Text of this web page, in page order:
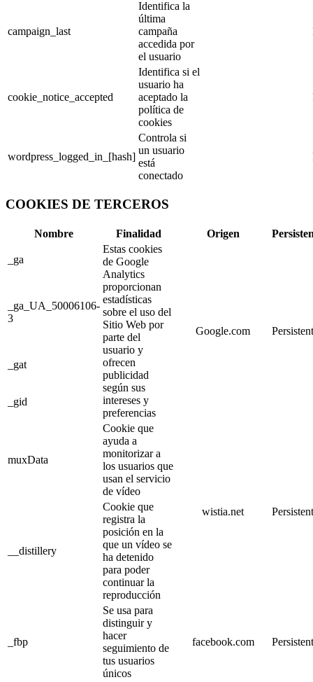
campaign_last
Identifica la
última
campaña
accedida por
el usuario
cookie_notice_accepted
Identifica si el
usuario ha
aceptado la
política de
cookies
wordpress_logged_in_[hash]
Controla si
un usuario
está
conectado
COOKIES DE TERCEROS
Nombre Finalidad Origen
_ga
Estas cookies
de Google
Analytics
proporcionan
estadísticas
sobre el uso del
Sitio Web por
parte del
usuario y
ofrecen
publicidad
según sus
intereses y
preferencias
Google.com
_ga_UA_50006106-
3
_gat
_gid
muxData
Cookie que
ayuda a
monitorizar a
los usuarios que
usan el servicio
de vídeo
wistia.net
__distillery
Cookie que
registra la
posición en la
que un vídeo se
ha detenido
para poder
continuar la
reproducción
_fbp
Se usa para
distinguir y
hacer
seguimiento de
tus usuarios
únicos
facebook.com